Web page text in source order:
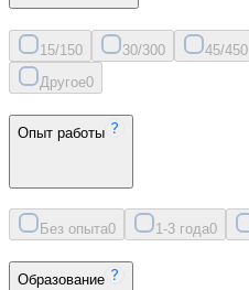
15/150 30/300 45/450
Другое0
Опыт работы
Без опыта0 1-3 года0
Образование